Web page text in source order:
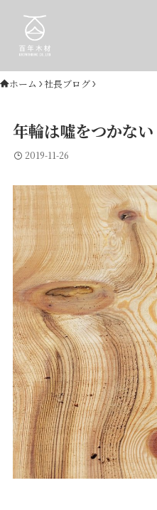
ホーム 社長ブログ
年輪は噓をつかない
2019-11-26